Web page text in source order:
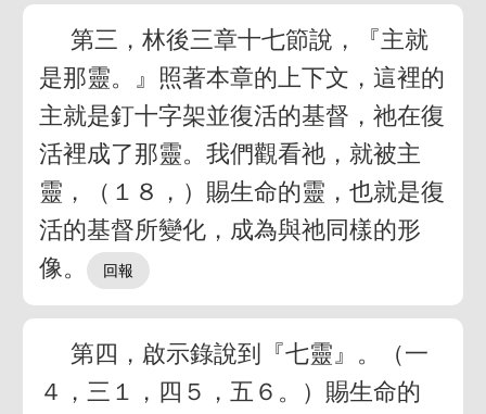
第三，林後三章十七節說，『主就
是那靈。』照著本章的上下文，這裡的
主就是釘十字架並復活的基督，祂在復
活裡成了那靈。我們觀看祂，就被主
靈，（１８，）賜生命的靈，也就是復
活的基督所變化，成為與祂同樣的形
像。
第四，啟示錄說到『七靈』。（一
４，三１，四５，五６。）賜生命的